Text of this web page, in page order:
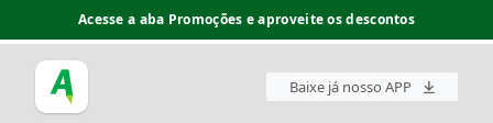
Acesse a aba Promoções e aproveite os descontos
Baixe já nosso APP